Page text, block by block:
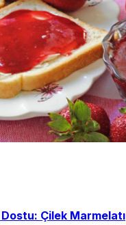
Dostu: Çilek Marmelatı